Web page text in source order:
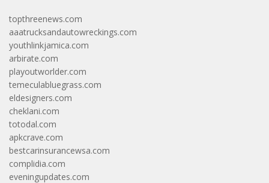
topthreenews.com
aaatrucksandautowreckings.com
youthlinkjamica.com
arbirate.com
playoutworlder.com
temeculabluegrass.com
eldesigners.com
cheklani.com
totodal.com
apkcrave.com
bestcarinsurancewsa.com
complidia.com
eveningupdates.com